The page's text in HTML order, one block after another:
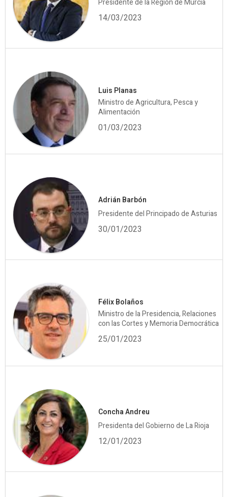
Presidente de la Región de Murcia
14/03/2023
Luis Planas
Ministro de Agricultura, Pesca y
Alimentación
01/03/2023
Adrián Barbón
Presidente del Principado de Asturias
30/01/2023
Félix Bolaños
Ministro de la Presidencia, Relaciones
con las Cortes y Memoria Democrática
25/01/2023
Concha Andreu
Presidenta del Gobierno de La Rioja
12/01/2023